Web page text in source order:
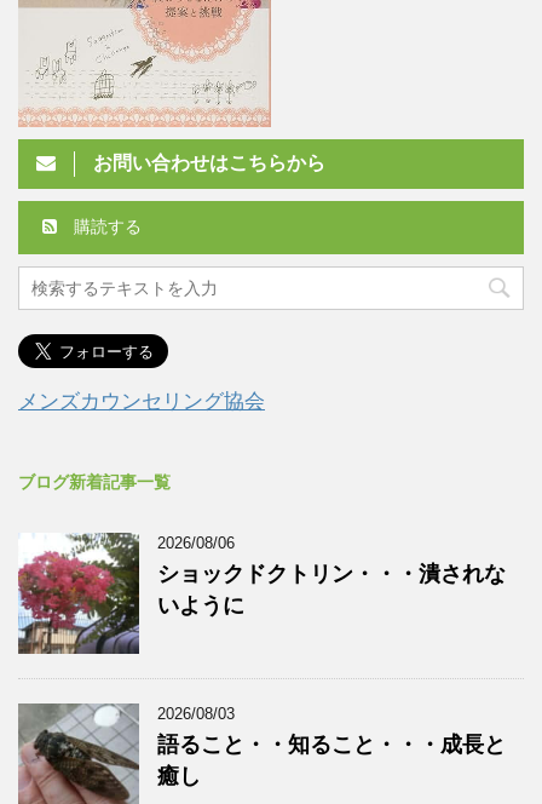
お問い合わせはこちらから
購読する
メンズカウンセリング協会
ブログ新着記事一覧
2026/08/06
ショックドクトリン・・・潰されな
いように
2026/08/03
語ること・・知ること・・・成長と
癒し